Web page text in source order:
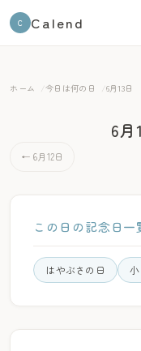
C Calend
ホーム 今日は何の日 6月13日
← 6月12日
6月
この日の記念日一
はやぶさの日